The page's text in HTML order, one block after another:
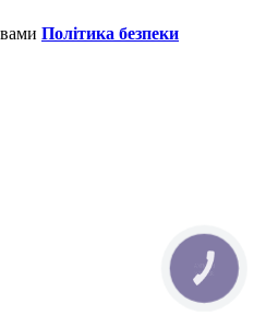
Політика безпеки
КНОПКА
ЗВ'ЯЗКУ